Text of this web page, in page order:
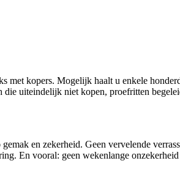
met kopers. Mogelijk haalt u enkele
uiteindelijk niet kopen, proefritten
en zekerheid. Geen vervelende
En vooral: geen wekenlange